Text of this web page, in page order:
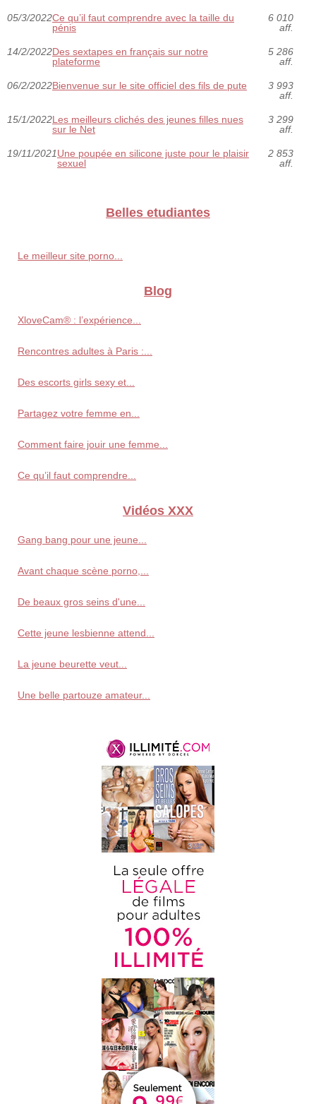
05/3/2022Ce qu’il faut comprendre avec la taille du
pénis
6 010
aff.
14/2/2022Des sextapes en français sur notre
plateforme
5 286
aff.
06/2/2022Bienvenue sur le site officiel des fils de pute
3 993
aff.
15/1/2022Les meilleurs clichés des jeunes filles nues
sur le Net
3 299
aff.
19/11/2021Une poupée en silicone juste pour le plaisir
sexuel
2 853
aff.
Belles etudiantes
Le meilleur site porno...
Blog
XloveCam® : l’expérience...
Rencontres adultes à Paris :...
Des escorts girls sexy et...
Partagez votre femme en...
Comment faire jouir une femme...
Ce qu’il faut comprendre...
Vidéos XXX
Gang bang pour une jeune...
Avant chaque scène porno,...
De beaux gros seins d'une...
Cette jeune lesbienne attend...
La jeune beurette veut...
Une belle partouze amateur...